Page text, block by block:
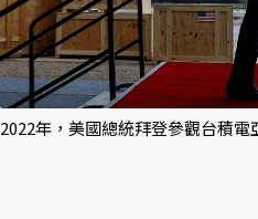
2022年，美國總統拜登參觀台積